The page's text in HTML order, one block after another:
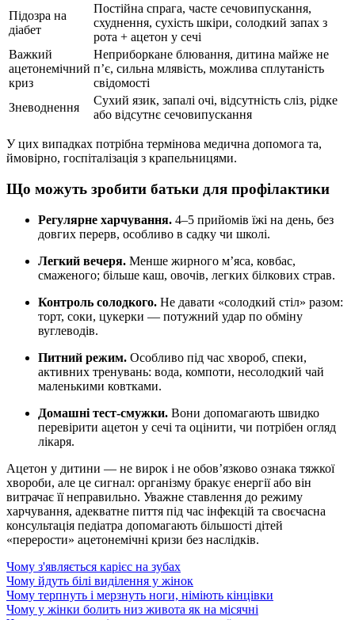
Підозра на
діабет
Постійна спрага, часте сечовипускання,
схуднення, сухість шкіри, солодкий запах з
рота + ацетон у сечі
Важкий
ацетонемічний
криз
Неприборкане блювання, дитина майже не
п’є, сильна млявість, можлива сплутаність
свідомості
Зневоднення
Сухий язик, запалі очі, відсутність сліз, рідке
або відсутнє сечовипускання
У цих випадках потрібна термінова медична допомога та,
ймовірно, госпіталізація з крапельницями.
Що можуть зробити батьки для профілактики
Регулярне харчування. 4–5 прийомів їжі на день, без
довгих перерв, особливо в садку чи школі.
Легкий вечеря. Менше жирного м’яса, ковбас,
смаженого; більше каш, овочів, легких білкових страв.
Контроль солодкого. Не давати «солодкий стіл» разом:
торт, соки, цукерки — потужний удар по обміну
вуглеводів.
Питний режим. Особливо під час хвороб, спеки,
активних тренувань: вода, компоти, несолодкий чай
маленькими ковтками.
Домашні тест-смужки. Вони допомагають швидко
перевірити ацетон у сечі та оцінити, чи потрібен огляд
лікаря.
Ацетон у дитини — не вирок і не обов’язково ознака тяжкої
хвороби, але це сигнал: організму бракує енергії або він
витрачає її неправильно. Уважне ставлення до режиму
харчування, адекватне пиття під час інфекцій та своєчасна
консультація педіатра допомагають більшості дітей
«перерости» ацетонемічні кризи без наслідків.
Чому з'являється карієс на зубах
Чому йдуть білі виділення у жінок
Чому терпнуть і мерзнуть ноги, німіють кінцівки
Чому у жінки болить низ живота як на місячні